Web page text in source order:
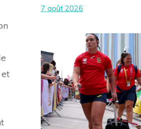
7 août 2026